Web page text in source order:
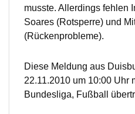
musste. Allerdings fehlen
Soares (Rotsperre) und
(Rückenprobleme).
Diese Meldung aus
22.11.2010 um 10:00 Uhr
Bundesliga, Fußball